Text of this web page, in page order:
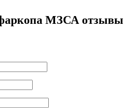
МЗСА отзывы